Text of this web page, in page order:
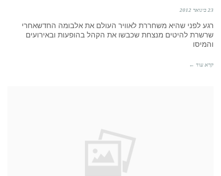
23 בינואר 2012
רגע לפני שהיא משחררת לאוויר העולם את אלבומה החדשאחרי
שרשרת להיטים מנצחת שכבשו את הקהל בהופעות ובאירועים
והמיסו
קרא עוד ←